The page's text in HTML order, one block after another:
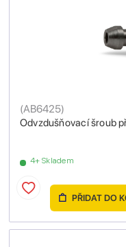
Odvzdušňovací šroub
(AB6425)
4+ Skladem
PŘIDAT DO